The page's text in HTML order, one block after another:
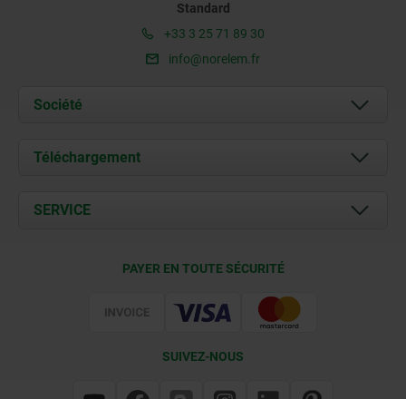
Standard
+33 3 25 71 89 30
info@norelem.fr
Société
À propos de nous
Contact
Téléchargement
Documents
SERVICE
PAYER EN TOUTE SÉCURITÉ
SUIVEZ-NOUS